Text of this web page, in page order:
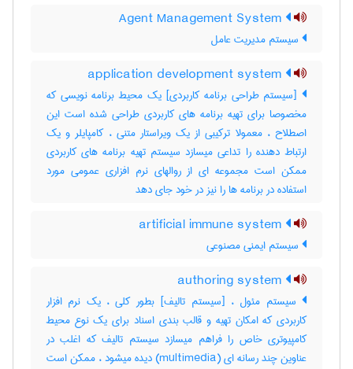
سیستم مدیریت عامل
[سیستم طراحی برنامه کاربردی] یک محیط برنامه نویسی که
مخصوصا برای تهیه برنامه های کاربردی طراحی شده است این
اصطلاح ، معمولا ترکیبی از یک ویراستار متنی ، کامپایلر و یک
ارتباط دهنده را تداعی میسازد سیستم تهیه برنامه های کاربردی
ممکن است مجموعه ای از روالهای نرم افزاری عمومی مورد
استفاده در برنامه ها را نیز در خود جای دهد
سیستم ایمنی مصنوعی
سیستم مئول ، [سیستم تالیف] بطور کلی ، یک نرم افزار
کاربردی که امکان تهیه و قالب بندی اسناد برای یک نوع محیط
کامپیوتری خاص را فراهم میسازد سیستم تالیف که اغلب در
عناوین چند رسانه ای (‎multimedia) دیده میشود ، ممکن است